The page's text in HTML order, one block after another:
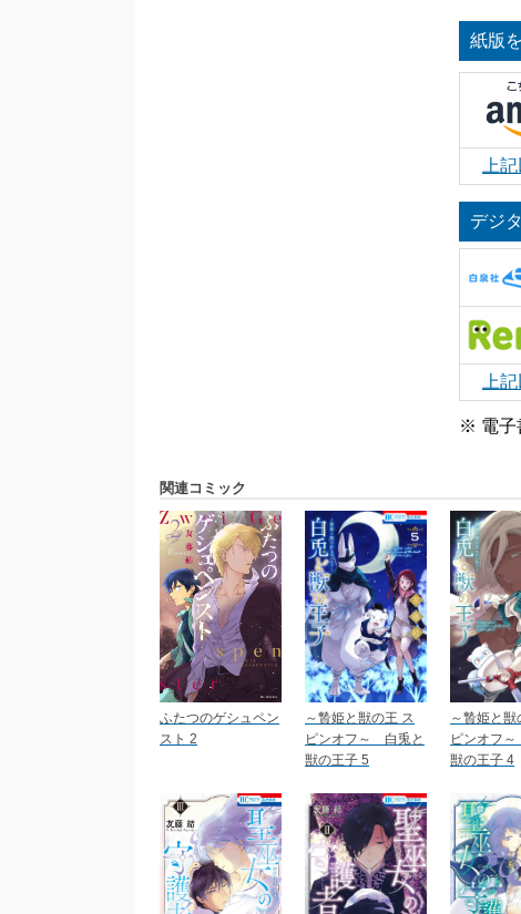
紙版
上
デジ
上
※ 電子
関連コミック
ふたつのゲシュペン
スト 2
～贄姫と獣の王 ス
ピンオフ～ 白兎と
獣の王子 5
～贄姫と獣
ピンオフ
獣の王子 4